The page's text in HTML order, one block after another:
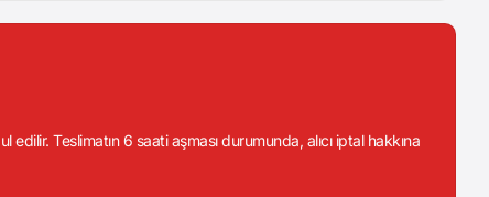
Teslimatın 6 saati aşması durumunda, alıcı iptal hakkına